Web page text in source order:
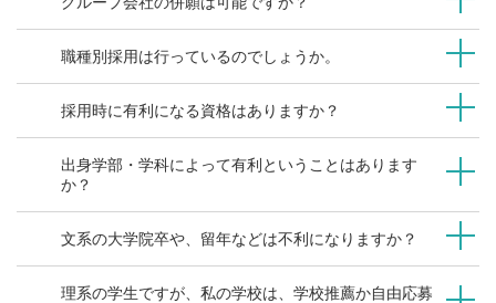
RECRUIT
採用情報
職種別採用は行っているのでしょうか。
採用時に有利になる資格はありますか？
出身学部・学科によって有利ということはあります
か？
文系の大学院卒や、留年などは不利になりますか？
理系の学生ですが、私の学校は、学校推薦か自由応募